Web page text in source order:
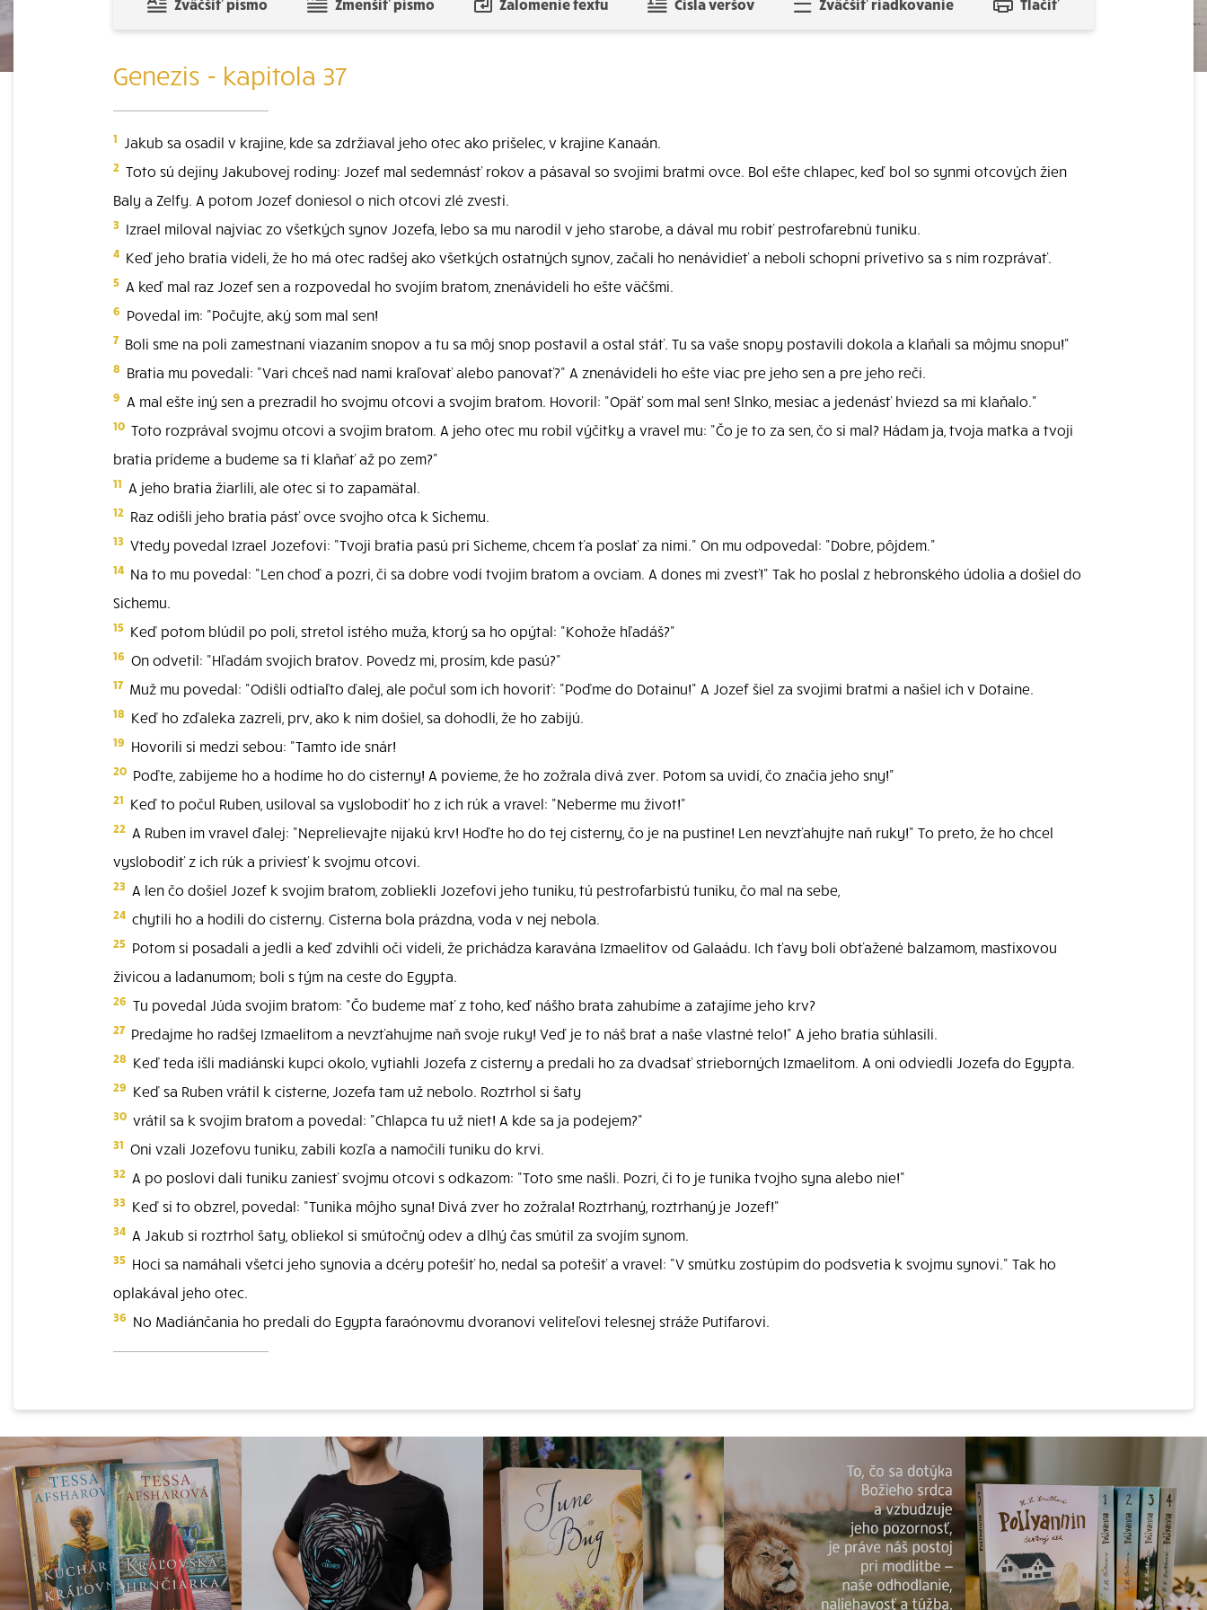
Genezis - kapitola 37
1 Jakub sa osadil v krajine, kde sa zdržiaval jeho otec ako prišelec, v krajine Kanaán.
2 Toto sú dejiny Jakubovej rodiny: Jozef mal sedemnásť rokov a pásaval so svojimi bratmi ovce. Bol ešte chlapec, keď bol so synmi otcových žien
Baly a Zelfy. A potom Jozef doniesol o nich otcovi zlé zvesti.
3 Izrael miloval najviac zo všetkých synov Jozefa, lebo sa mu narodil v jeho starobe, a dával mu robiť pestrofarebnú tuniku.
4 Keď jeho bratia videli, že ho má otec radšej ako všetkých ostatných synov, začali ho nenávidieť a neboli schopní prívetivo sa s ním rozprávať.
5 A keď mal raz Jozef sen a rozpovedal ho svojím bratom, znenávideli ho ešte väčšmi.
6 Povedal im: "Počujte, aký som mal sen!
7 Boli sme na poli zamestnaní viazaním snopov a tu sa môj snop postavil a ostal stáť. Tu sa vaše snopy postavili dokola a klaňali sa môjmu snopu!"
8 Bratia mu povedali: "Vari chceš nad nami kraľovať alebo panovať?" A znenávideli ho ešte viac pre jeho sen a pre jeho reči.
9 A mal ešte iný sen a prezradil ho svojmu otcovi a svojim bratom. Hovoril: "Opäť som mal sen! Slnko, mesiac a jedenásť hviezd sa mi klaňalo."
10 Toto rozprával svojmu otcovi a svojim bratom. A jeho otec mu robil výčitky a vravel mu: "Čo je to za sen, čo si mal? Hádam ja, tvoja matka a tvoji
bratia prídeme a budeme sa ti klaňať až po zem?"
11 A jeho bratia žiarlili, ale otec si to zapamätal.
12 Raz odišli jeho bratia pásť ovce svojho otca k Sichemu.
13 Vtedy povedal Izrael Jozefovi: "Tvoji bratia pasú pri Sicheme, chcem ťa poslať za nimi." On mu odpovedal: "Dobre, pôjdem."
14 Na to mu povedal: "Len choď a pozri, či sa dobre vodí tvojim bratom a ovciam. A dones mi zvesť!" Tak ho poslal z hebronského údolia a došiel do
Sichemu.
15 Keď potom blúdil po poli, stretol istého muža, ktorý sa ho opýtal: "Kohože hľadáš?"
16 On odvetil: "Hľadám svojich bratov. Povedz mi, prosím, kde pasú?"
17 Muž mu povedal: "Odišli odtiaľto ďalej, ale počul som ich hovoriť: "Poďme do Dotainu!" A Jozef šiel za svojimi bratmi a našiel ich v Dotaine.
18 Keď ho zďaleka zazreli, prv, ako k nim došiel, sa dohodli, že ho zabijú.
19 Hovorili si medzi sebou: "Tamto ide snár!
20 Poďte, zabijeme ho a hodíme ho do cisterny! A povieme, že ho zožrala divá zver. Potom sa uvidí, čo značia jeho sny!"
21 Keď to počul Ruben, usiloval sa vyslobodiť ho z ich rúk a vravel: "Neberme mu život!"
22 A Ruben im vravel ďalej: "Neprelievajte nijakú krv! Hoďte ho do tej cisterny, čo je na pustine! Len nevzťahujte naň ruky!" To preto, že ho chcel
vyslobodiť z ich rúk a priviesť k svojmu otcovi.
23 A len čo došiel Jozef k svojim bratom, zobliekli Jozefovi jeho tuniku, tú pestrofarbistú tuniku, čo mal na sebe,
24 chytili ho a hodili do cisterny. Cisterna bola prázdna, voda v nej nebola.
25 Potom si posadali a jedli a keď zdvihli oči videli, že prichádza karavána Izmaelitov od Galaádu. Ich ťavy boli obťažené balzamom, mastixovou
živicou a ladanumom; boli s tým na ceste do Egypta.
26 Tu povedal Júda svojim bratom: "Čo budeme mať z toho, keď nášho brata zahubíme a zatajíme jeho krv?
27 Predajme ho radšej Izmaelitom a nevzťahujme naň svoje ruky! Veď je to náš brat a naše vlastné telo!" A jeho bratia súhlasili.
28 Keď teda išli madiánski kupci okolo, vytiahli Jozefa z cisterny a predali ho za dvadsať strieborných Izmaelitom. A oni odviedli Jozefa do Egypta.
29 Keď sa Ruben vrátil k cisterne, Jozefa tam už nebolo. Roztrhol si šaty
30 vrátil sa k svojim bratom a povedal: "Chlapca tu už niet! A kde sa ja podejem?"
31 Oni vzali Jozefovu tuniku, zabili kozľa a namočili tuniku do krvi.
32 A po poslovi dali tuniku zaniesť svojmu otcovi s odkazom: "Toto sme našli. Pozri, či to je tunika tvojho syna alebo nie!"
33 Keď si to obzrel, povedal: "Tunika môjho syna! Divá zver ho zožrala! Roztrhaný, roztrhaný je Jozef!"
34 A Jakub si roztrhol šaty, obliekol si smútočný odev a dlhý čas smútil za svojím synom.
35 Hoci sa namáhali všetci jeho synovia a dcéry potešiť ho, nedal sa potešiť a vravel: "V smútku zostúpim do podsvetia k svojmu synovi." Tak ho
oplakával jeho otec.
36 No Madiánčania ho predali do Egypta faraónovmu dvoranovi veliteľovi telesnej stráže Putifarovi.